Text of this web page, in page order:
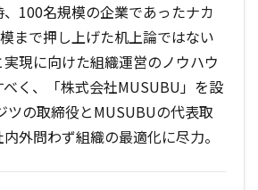
100名規模の企業であったナカ
まで押し上げた机上論ではない
現に向けた組織運営のノウハウ
く、「株式会社MUSUBU」を設
ツの取締役とMUSUBUの代表取
外問わず組織の最適化に尽力。